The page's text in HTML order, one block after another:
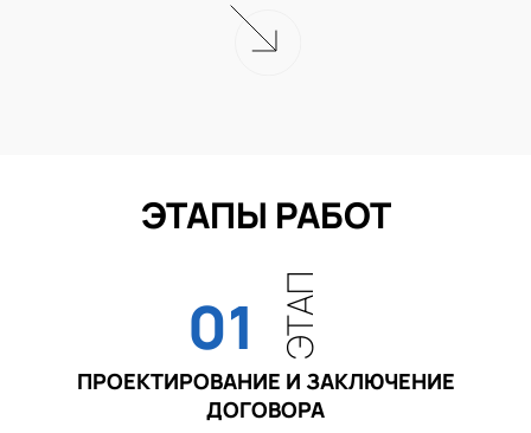
ЭТАПЫ РАБОТ
01 ЭТАП
ПРОЕКТИРОВАНИЕ И ЗАКЛЮЧЕНИЕ
ДОГОВОРА